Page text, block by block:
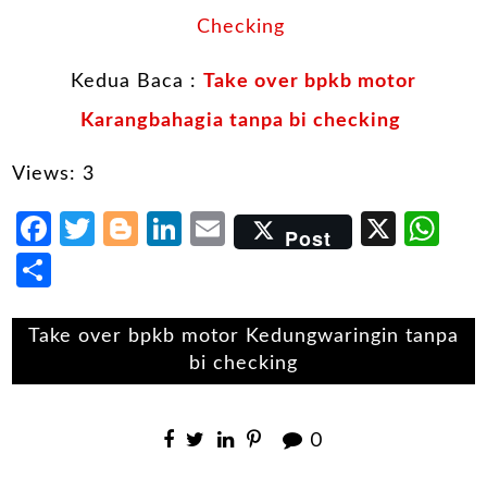
Checking
Kedua Baca : Take over bpkb motor
Karangbahagia tanpa bi checking
Views: 3
Facebook
Twitter
Blogger
LinkedIn
Email
Post X
Take over bpkb motor Kedungwaringin tanpa
bi checking
0